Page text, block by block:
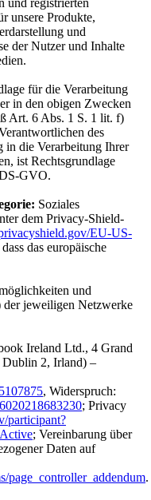
und registrierten
unsere Produkte,
und
der Nutzer und Inhalte
für die Verarbeitung
in den obigen Zwecken
Art. 6 Abs. 1 S. 1 lit. f)
des
die Verarbeitung Ihrer
ist Rechtsgrundlage
GVO.
Soziales
dem Privacy-Shield-
EU-US-
das europäische
und
jeweiligen Netzwerke
Ireland Ltd., 4 Grand
Dublin 2, Irland) –
, Widerspruch:
; Privacy
participant?
; Vereinbarung über
Daten auf
page_controller_addendum.